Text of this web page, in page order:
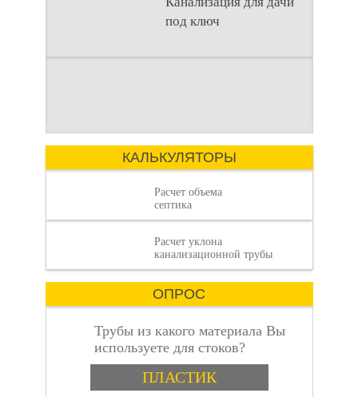
под ключ
Современный
отсутствие
где каждая деталь
имеет значение.
КАЛЬКУЛЯТОРЫ
Расчет объема
септика
Расчет уклона
канализационной трубы
ОПРОС
Трубы из какого материала Вы
используете для стоков?
ВариантыПЛАСТИК